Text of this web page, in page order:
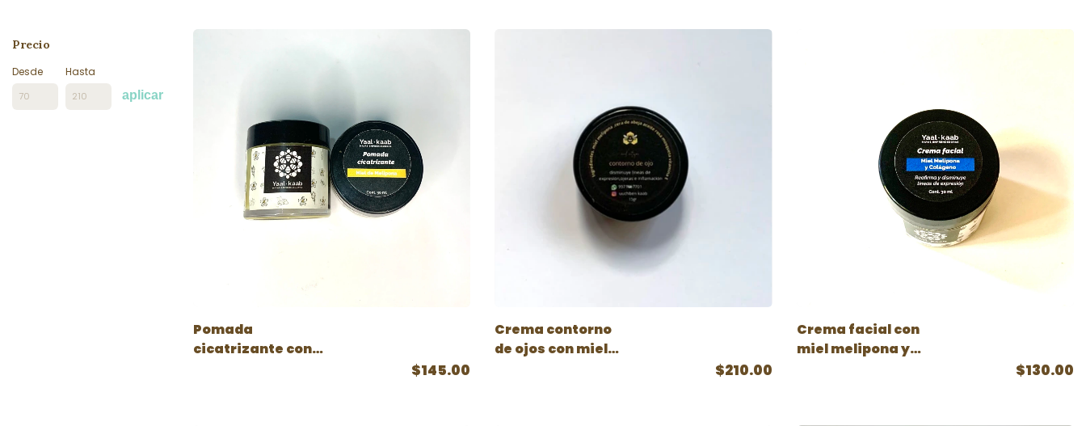
Precio
Desde
Hasta
aplicar
Pomada
cicatrizante con
$145.00
Crema contorno
de ojos con miel
$210.00
Crema facial con
miel melipona y
$130.00